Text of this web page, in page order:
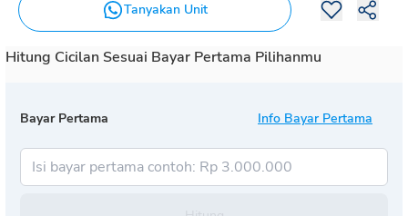
Tanyakan Unit
Hitung Cicilan Sesuai Bayar Pertama Pilihanmu
Bayar Pertama Info Bayar Pertama